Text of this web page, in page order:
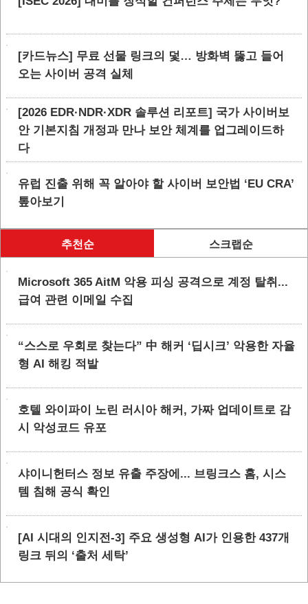
[카드뉴스] 무료 선물 링크의 덫… 방화벽 뚫고 들어
오는 사이버 공격 실체
[2026 EDR·NDR·XDR 솔루션 리포트] 국가 사이버보
안 기본지침 개정과 만나 보안 체계를 업그레이드하
다
유럽 진출 위해 꼭 알아야 할 사이버 보안법 ‘EU CRA’
톺아보기
추천순 스크랩순
Microsoft 365 AitM 악용 피싱 공격으로 계정 탈취...
급여 관련 이메일 수집
“스스로 우회로 찾는다” 中 해커 ‘딥시크’ 악용한 자율
형 AI 해킹 적발
호텔 와이파이 노린 러시아 해커, 가짜 업데이트로 감
시 악성코드 유포
샤이니헌터스 정보 유출 주장에... 브링크스 홈, 시스
템 침해 공식 확인
[AI 시대의 인지전-3] 주요 생성형 AI가 인용한 437개
링크 뒤의 ‘출처 세탁’